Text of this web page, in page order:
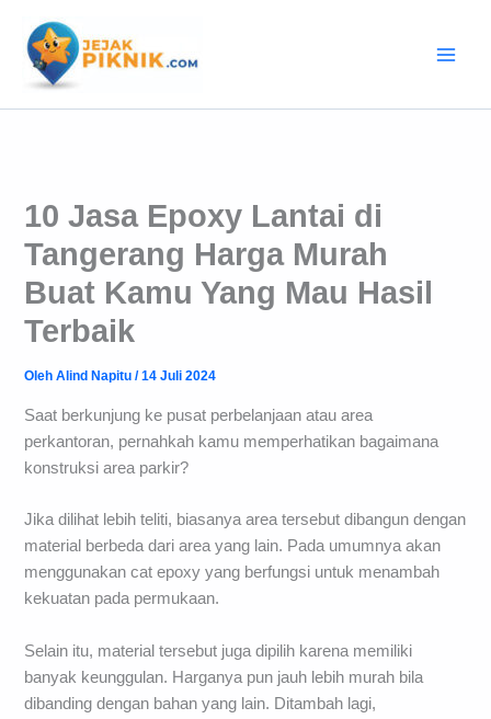
konten
10 Jasa Epoxy Lantai di
Tangerang Harga Murah
Buat Kamu Yang Mau Hasil
Terbaik
OlehAlind Napitu/14 Juli 2024
Saat berkunjung ke pusat perbelanjaan atau area
perkantoran, pernahkah kamu memperhatikan bagaimana
konstruksi area parkir?
Jika dilihat lebih teliti, biasanya area tersebut dibangun dengan
material berbeda dari area yang lain. Pada umumnya akan
menggunakan cat epoxy yang berfungsi untuk menambah
kekuatan pada permukaan.
Selain itu, material tersebut juga dipilih karena memiliki
banyak keunggulan. Harganya pun jauh lebih murah bila
dibanding dengan bahan yang lain. Ditambah lagi,